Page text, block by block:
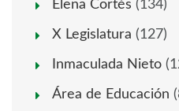
Elena Cortés (134)
X Legislatura (127)
Inmaculada Nieto
Área de Educación